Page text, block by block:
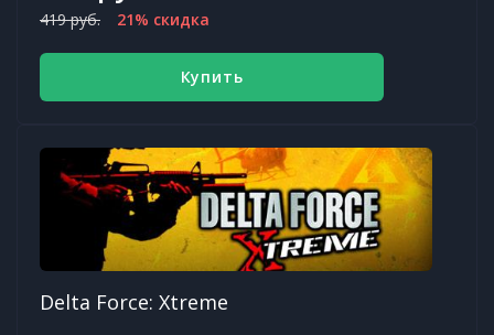
419 руб. 21% скидка
Купить
Delta Force: Xtreme